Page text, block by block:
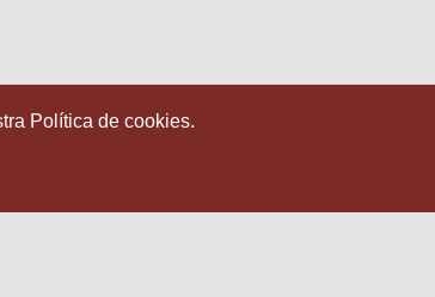
Política de cookies.